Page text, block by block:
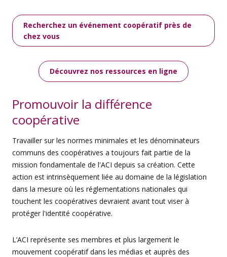
Recherchez un événement coopératif près de
chez vous
Découvrez nos ressources en ligne
Promouvoir la différence
coopérative
Travailler sur les normes minimales et les dénominateurs
communs des coopératives a toujours fait partie de la
mission fondamentale de l'ACI depuis sa création. Cette
action est intrinsèquement liée au domaine de la législation
dans la mesure où les réglementations nationales qui
touchent les coopératives devraient avant tout viser à
protéger l'identité coopérative.
L’ACI représente ses membres et plus largement le
mouvement coopératif dans les médias et auprès des